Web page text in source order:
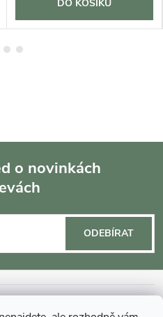
DO KOŠÍKU
o novinkách
ODEBÍRAT